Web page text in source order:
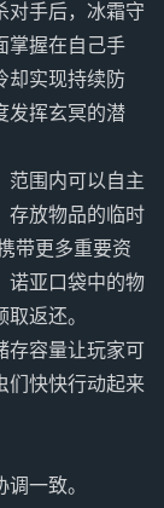
对手后，冰霜守
掌握在自己手
却实现持续防
发挥玄冥的潜
范围内可以自主
存放物品的临时
带更多重要资
诺亚口袋中的物
返还。
存容量让玩家可
们快快行动起来
一致。